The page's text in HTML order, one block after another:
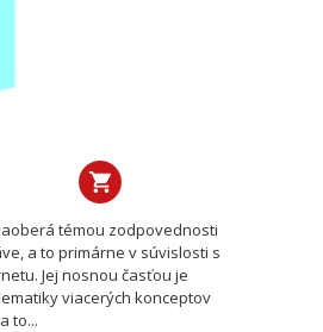
témou zodpovednosti
a to primárne v súvislosti s
Jej nosnou časťou je
viacerých konceptov
to...